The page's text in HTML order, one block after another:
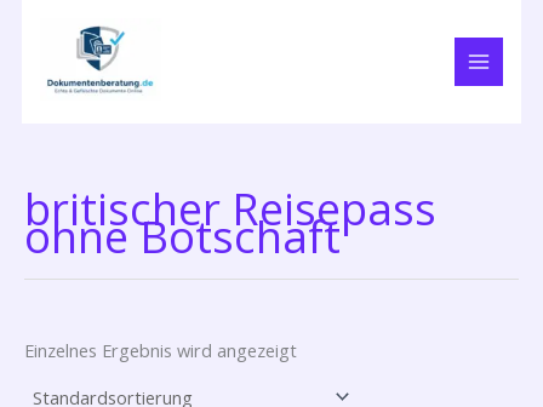
britischer Reisepass
ohne Botschaft
Einzelnes Ergebnis wird angezeigt